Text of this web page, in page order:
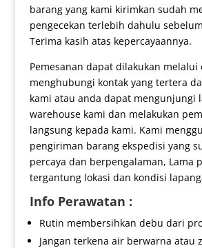
barang yang kami kirimkan sudah
pengecekan terlebih dahulu
Terima kasih atas kepercayaannya.
Pemesanan dapat dilakukan melalui
menghubungi kontak yang tertera
kami atau anda dapat mengunjungi
warehouse kami dan melakukan
langsung kepada kami. Kami
pengiriman barang ekspedisi yang
percaya dan berpengalaman, Lama
tergantung lokasi dan kondisi
Info Perawatan :
Rutin membersihkan debu dari
Jangan terkena air berwarna atau